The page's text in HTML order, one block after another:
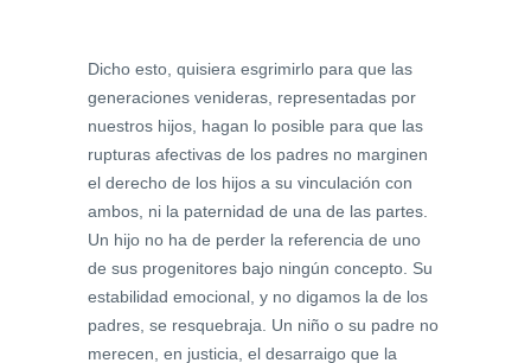
Dicho esto, quisiera esgrimirlo para que las
generaciones venideras, representadas por
nuestros hijos, hagan lo posible para que las
rupturas afectivas de los padres no marginen
el derecho de los hijos a su vinculación con
ambos, ni la paternidad de una de las partes.
Un hijo no ha de perder la referencia de uno
de sus progenitores bajo ningún concepto. Su
estabilidad emocional, y no digamos la de los
padres, se resquebraja. Un niño o su padre no
merecen, en justicia, el desarraigo que la